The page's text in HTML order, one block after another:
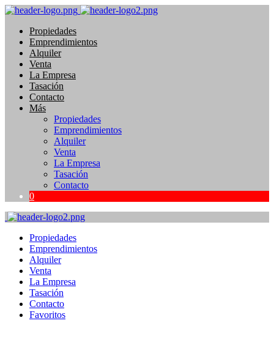
Propiedades
Emprendimientos
Alquiler
Venta
La Empresa
Tasación
Contacto
Más
Propiedades
Emprendimientos
Alquiler
Venta
La Empresa
Tasación
Contacto
0
Propiedades
Emprendimientos
Alquiler
Venta
La Empresa
Tasación
Contacto
Favoritos